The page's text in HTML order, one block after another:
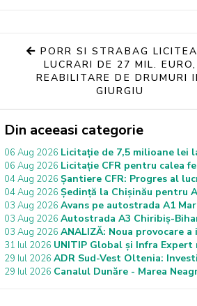
PORR SI STRABAG
LUCRARI DE 27 MIL. EURO,
REABILITARE DE DRUMURI
GIURGIU
Din aceeasi categorie
06 Aug 2026 Licitație de 7,5 milioane lei
06 Aug 2026 Licitație CFR pentru calea
04 Aug 2026 Șantiere CFR: Progres al
04 Aug 2026 Ședință la Chișinău pentru
03 Aug 2026 Avans pe autostrada A1
03 Aug 2026 Autostrada A3 Chiribiș-
03 Aug 2026 ANALIZĂ: Noua provocare
31 Iul 2026 UNITIP Global și Infra
29 Iul 2026 ADR Sud-Vest Oltenia:
29 Iul 2026 Canalul Dunăre - Marea